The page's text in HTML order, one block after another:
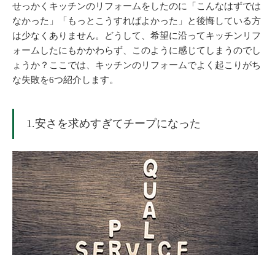
せっかくキッチンのリフォームをしたのに「こんなはずでは
なかった」「もっとこうすればよかった」と後悔している方
は少なくありません。どうして、希望に沿ってキッチンリフ
ォームしたにもかかわらず、このように感じてしまうのでし
ょうか？ここでは、キッチンのリフォームでよく起こりがち
な失敗を6つ紹介します。
1.安さを求めすぎてチープになった